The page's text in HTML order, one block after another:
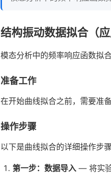
结构振动数据拟合（应
模态分析中的频率响应函数拟
准备工作
在开始曲线拟合之前，需要准
操作步骤
以下是曲线拟合的详细操作步骤
第一步：数据导入 — 将实